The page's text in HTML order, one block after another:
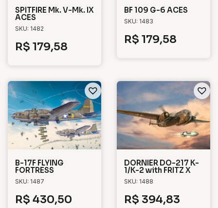
SPITFIRE Mk. V-Mk. IX
ACES
SKU: 1482
R$ 179,58
BF 109 G-6 ACES
SKU: 1483
R$ 179,58
B-17F FLYING
FORTRESS
SKU: 1487
R$ 430,50
DORNIER DO-217 K-
1/K-2 with FRITZ X
SKU: 1488
R$ 394,83